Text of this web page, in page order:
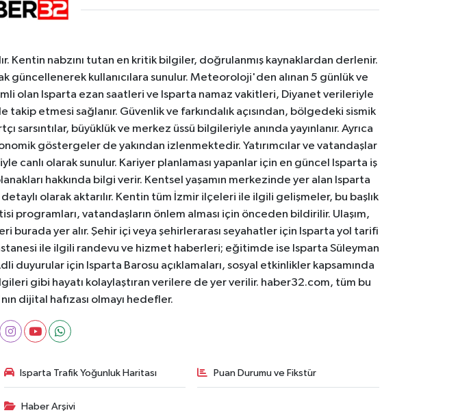
Kentin nabzını tutan en kritik bilgiler, doğrulanmış kaynaklardan derlenir.
güncellenerek kullanıcılara sunulur. Meteoroloji'den alınan 5 günlük ve
olan Isparta ezan saatleri ve Isparta namaz vakitleri, Diyanet verileriyle
etmesi sağlanır. Güvenlik ve farkındalık açısından, bölgedeki sismik
büyüklük ve merkez üssü bilgileriyle anında yayınlanır. Ayrıca
göstergeler de yakından izlenmektedir. Yatırımcılar ve vatandaşlar
canlı olarak sunulur. Kariyer planlaması yapanlar için en güncel Isparta iş
hakkında bilgi verir. Kentsel yaşamın merkezinde yer alan Isparta
olarak aktarılır. Kentin tüm İzmir ilçeleri ile ilgili gelişmeler, bu başlık
programları, vatandaşların önlem alması için önceden bildirilir. Ulaşım,
yer alır. Şehir içi veya şehirlerarası seyahatler için Isparta yol tarifi
ile ilgili randevu ve hizmet haberleri; eğitimde ise Isparta Süleyman
için Isparta Barosu açıklamaları, sosyal etkinlikler kapsamında
gibi hayatı kolaylaştıran verilere de yer verilir. haber32.com, tüm bu
dijital hafızası olmayı hedefler.
Isparta Trafik Yoğunluk Haritası Puan Durumu ve Fikstür
Haber Arşivi